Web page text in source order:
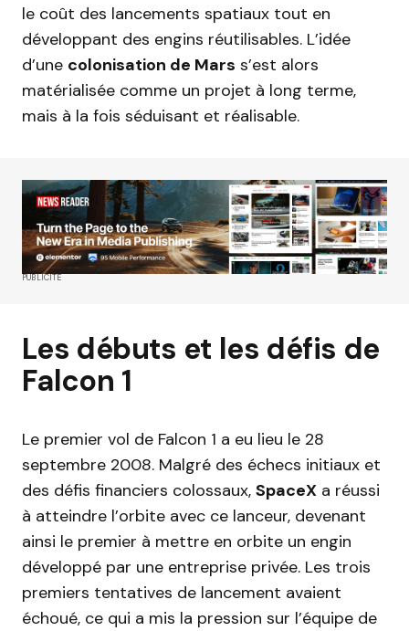
le coût des lancements spatiaux tout en
développant des engins réutilisables. L’idée
d’une colonisation de Mars s’est alors
matérialisée comme un projet à long terme,
mais à la fois séduisant et réalisable.
PUBLICITÉ
Les débuts et les défis de
Falcon 1
Le premier vol de Falcon 1 a eu lieu le 28
septembre 2008. Malgré des échecs initiaux et
des défis financiers colossaux, SpaceX a réussi
à atteindre l’orbite avec ce lanceur, devenant
ainsi le premier à mettre en orbite un engin
développé par une entreprise privée. Les trois
premiers tentatives de lancement avaient
échoué, ce qui a mis la pression sur l’équipe de